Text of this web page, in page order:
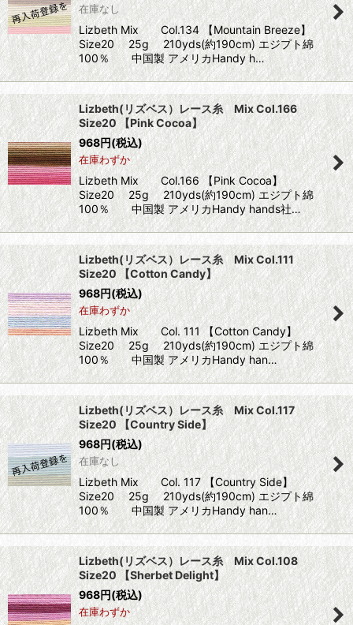
在庫なし
Lizbeth Mix Col.134 【Mountain Breeze】
Size20 25g 210yds(約190cm) エジプト綿
100％ 中国製 アメリカHandy h…
Lizbeth(リズベス）レース糸 Mix Col.166
Size20 【Pink Cocoa】
968円(税込)
在庫わずか
Lizbeth Mix Col.166 【Pink Cocoa】
Size20 25g 210yds(約190cm) エジプト綿
100％ 中国製 アメリカHandy hands社…
Lizbeth(リズベス）レース糸 Mix Col.111
Size20 【Cotton Candy】
968円(税込)
在庫わずか
Lizbeth Mix Col. 111 【Cotton Candy】
Size20 25g 210yds(約190cm) エジプト綿
100％ 中国製 アメリカHandy han…
Lizbeth(リズベス）レース糸 Mix Col.117
Size20 【Country Side】
968円(税込)
在庫なし
Lizbeth Mix Col. 117 【Country Side】
Size20 25g 210yds(約190cm) エジプト綿
100％ 中国製 アメリカHandy han…
Lizbeth(リズベス）レース糸 Mix Col.108
Size20 【Sherbet Delight】
968円(税込)
在庫わずか